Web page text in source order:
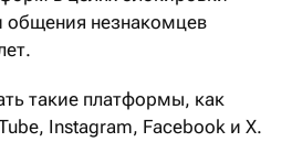
общения незнакомцев
такие платформы, как
Instagram, Facebook и X.